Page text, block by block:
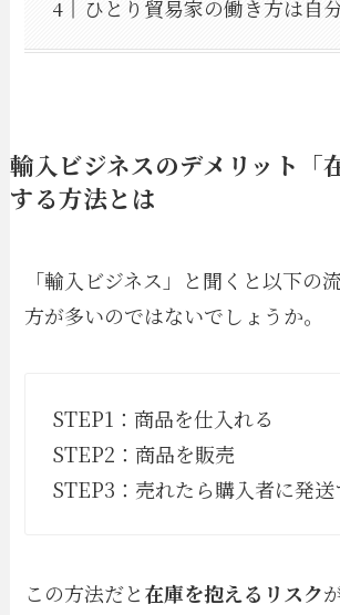
ひとり貿易家の働き方は自
輸入ビジネスのデメリット「
する方法とは
「輸入ビジネス」と聞くと以下の
方が多いのではないでしょうか。
STEP1：商品を仕入れる
STEP2：商品を販売
STEP3：売れたら購入者に発送
この方法だと在庫を抱えるリスク